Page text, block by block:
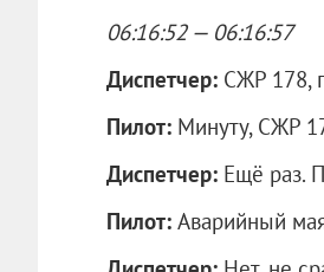
06:16:52 — 06:16:57
Диспетчер: СЖР 178,
Пилот: Минуту, СЖР
Диспетчер: Ещё раз.
Пилот: Аварийный